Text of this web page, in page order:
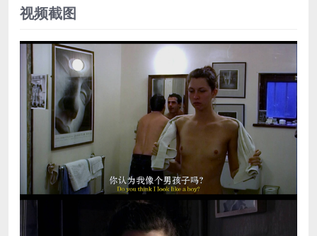
视频截图